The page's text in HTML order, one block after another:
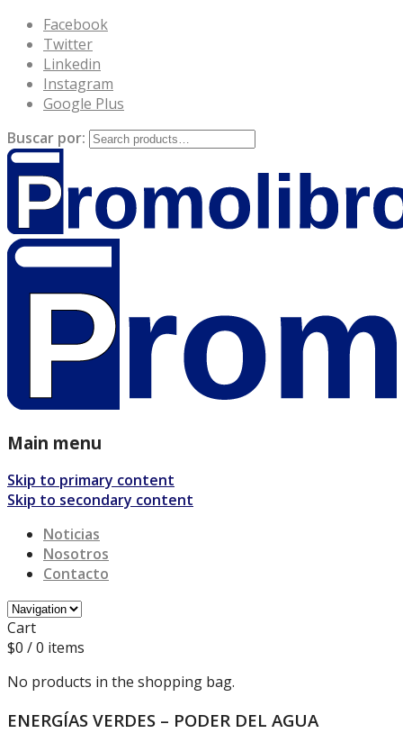
Facebook
Twitter
Linkedin
Instagram
Google Plus
Buscar por:
Main menu
Skip to primary content
Skip to secondary content
Noticias
Nosotros
Contacto
Cart
$0 / 0 items
No products in the shopping bag.
ENERGÍAS VERDES – PODER DEL AGUA